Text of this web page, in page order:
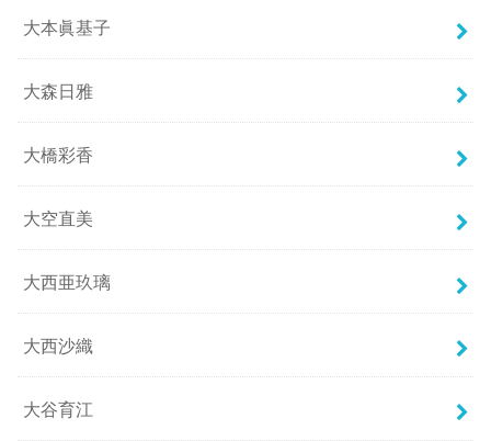
大本眞基子
大森日雅
大橋彩香
大空直美
大西亜玖璃
大西沙織
大谷育江